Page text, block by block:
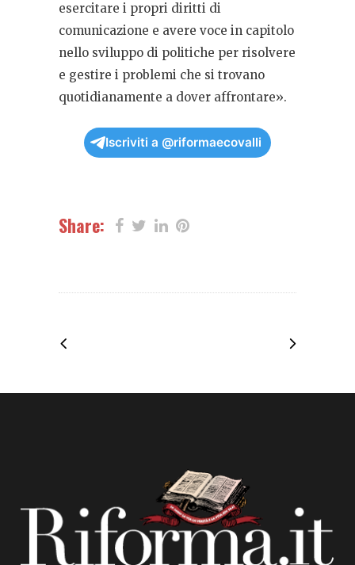
esercitare i propri diritti di
comunicazione e avere voce in capitolo
nello sviluppo di politiche per risolvere
e gestire i problemi che si trovano
quotidianamente a dover affrontare».
Iscriviti a @riformaecovalli
Share: